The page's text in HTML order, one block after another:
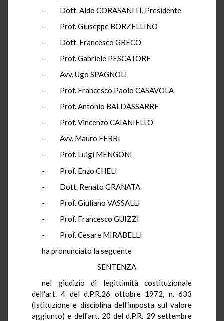
- Dott. Aldo CORASANITI, Presidente
- Prof. Giuseppe BORZELLINO
- Dott. Francesco GRECO
- Prof. Gabriele PESCATORE
- Avv. Ugo SPAGNOLI
- Prof. Francesco Paolo CASAVOLA
- Prof. Antonio BALDASSARRE
- Prof. Vincenzo CAIANIELLO
- Avv. Mauro FERRI
- Prof. Luigi MENGONI
- Prof. Enzo CHELI
- Dott. Renato GRANATA
- Prof. Giuliano VASSALLI
- Prof. Francesco GUIZZI
- Prof. Cesare MIRABELLI
ha pronunciato la seguente
SENTENZA
nel giudizio di legittimità costituzionale
dell'art. 4 del d.P.R.26 ottobre 1972, n. 633
(Istituzione e disciplina dell'imposta sul valore
aggiunto) e dell'art. 20 del d.P.R. 29 settembre